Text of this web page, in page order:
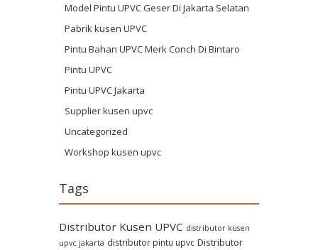
Model Pintu UPVC Geser Di Jakarta Selatan
Pabrik kusen UPVC
Pintu Bahan UPVC Merk Conch Di Bintaro
Pintu UPVC
Pintu UPVC Jakarta
Supplier kusen upvc
Uncategorized
Workshop kusen upvc
Tags
Distributor Kusen UPVC distributor kusen
upvc jakarta distributor pintu upvc Distributor